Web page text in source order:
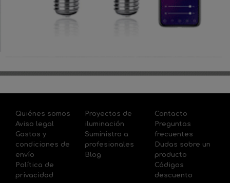
Quiénes somos
Aviso legal
Gastos y
condiciones de
envío
Política de
privacidad
Proyectos de
iluminación
Suministro a
profesionales
Blog
Contacto
Preguntas
frecuentes
Dudas sobre un
producto
Códigos
descuento